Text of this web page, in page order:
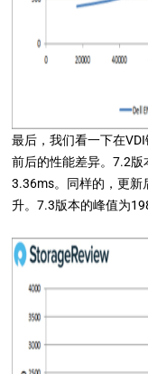
最后，我们看一下在
前后的性能差异。7.2版
3.36ms。同样的，更新
升。7.3版本的峰值为